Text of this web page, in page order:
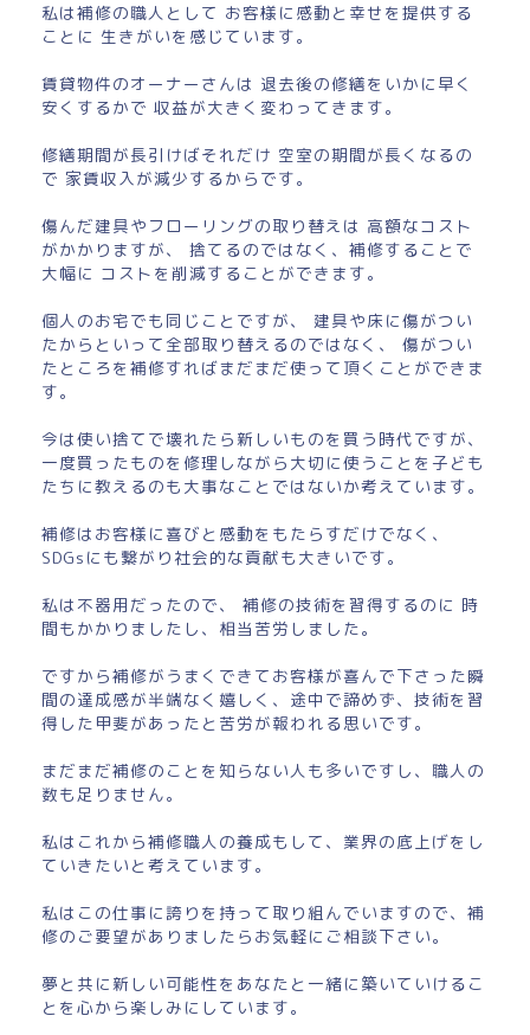
私は補修の職人として お客様に感動と幸せを提供する
ことに 生きがいを感じています。
賃貸物件のオーナーさんは 退去後の修繕をいかに早く
安くするかで 収益が大きく変わってきます。
修繕期間が長引けばそれだけ 空室の期間が長くなるの
で 家賃収入が減少するからです。
傷んだ建具やフローリングの取り替えは 高額なコスト
がかかりますが、 捨てるのではなく、補修することで
大幅に コストを削減することができます。
個人のお宅でも同じことですが、 建具や床に傷がつい
たからといって全部取り替えるのではなく、 傷がつい
たところを補修すればまだまだ使って頂くことができま
す。
今は使い捨てで壊れたら新しいものを買う時代ですが、
一度買ったものを修理しながら大切に使うことを子ども
たちに教えるのも大事なことではないか考えています。
補修はお客様に喜びと感動をもたらすだけでなく、
SDGsにも繋がり社会的な貢献も大きいです。
私は不器用だったので、 補修の技術を習得するのに 時
間もかかりましたし、相当苦労しました。
ですから補修がうまくできてお客様が喜んで下さった瞬
間の達成感が半端なく嬉しく、途中で諦めず、技術を習
得した甲斐があったと苦労が報われる思いです。
まだまだ補修のことを知らない人も多いですし、職人の
数も足りません。
私はこれから補修職人の養成もして、業界の底上げをし
ていきたいと考えています。
私はこの仕事に誇りを持って取り組んでいますので、補
修のご要望がありましたらお気軽にご相談下さい。
夢と共に新しい可能性をあなたと一緒に築いていけるこ
とを心から楽しみにしています。